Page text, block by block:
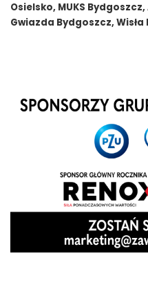
Osielsko, MUKS
Gwiazda Bydgoszcz, Wisła